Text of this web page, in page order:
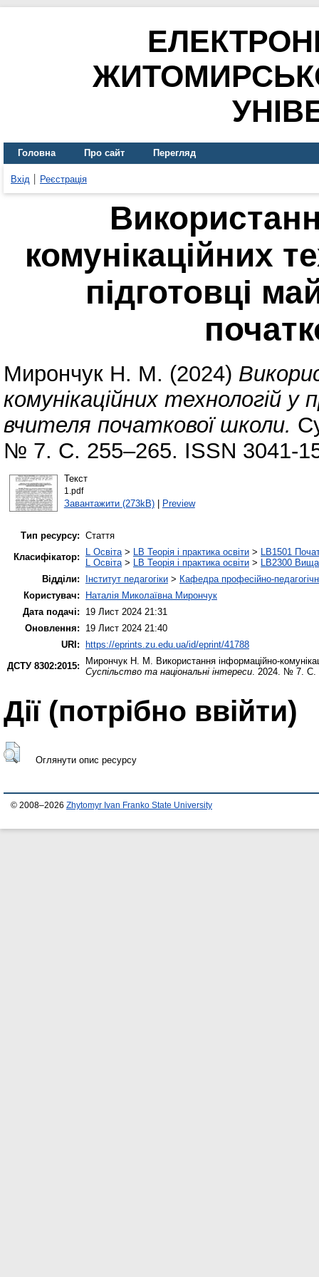
Головна Про сайт Перегляд
Вхід Реєстрація
комунікаційних
підготовці
Мирончук Н. М. (2024)
комунікаційних технологій
вчителя початкової школи.
№ 7. С. 255–265. ISSN 3041-
Текст
1.pdf
Завантажити (273kB)| Preview
Тип ресурсу: Стаття
Класифікатор:
L Освіта> LB Теорія і практика освіти > LB1501
L Освіта> LB Теорія і практика освіти > LB2300 Вища
Відділи:
Інститут педагогіки > Кафедра професійно-
Користувач:
Наталія Миколаївна Мирончук
Дата подачі:
19 Лист 2024 21:31
Оновлення:
19 Лист 2024 21:40
URI:
https://eprints.zu.edu.ua/id/eprint/41788
ДСТУ 8302:2015:
Мирончук Н. М. Використання інформаційно-
Суспільство та національні інтереси. 2024. № 7. С.
Дії ​​(потрібно ввійти)
Оглянути опис ресурсу
© 2008–2026 Zhytomyr Ivan Franko State University